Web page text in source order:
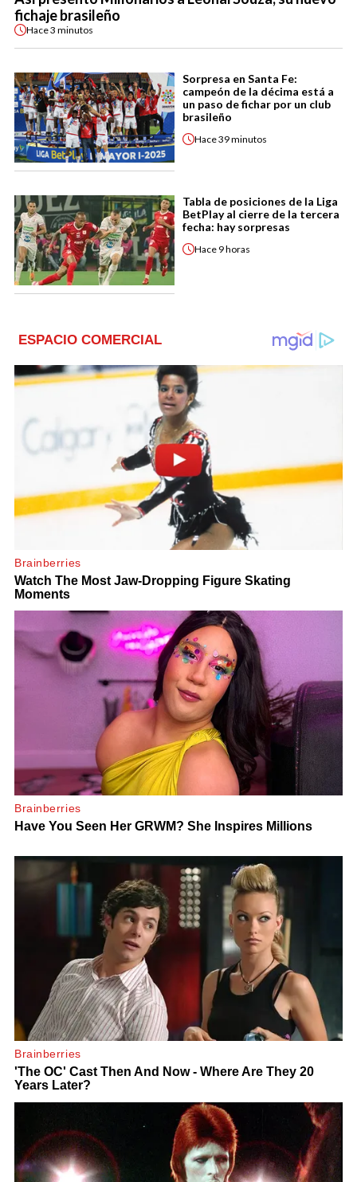
fichaje brasileño
Hace3 minutos
Sorpresa en Santa Fe:
campeón de la décima está a
un paso de fichar por un club
brasileño
Hace39 minutos
Tabla de posiciones de la Liga
BetPlay al cierre de la tercera
fecha: hay sorpresas
Hace 9 horas